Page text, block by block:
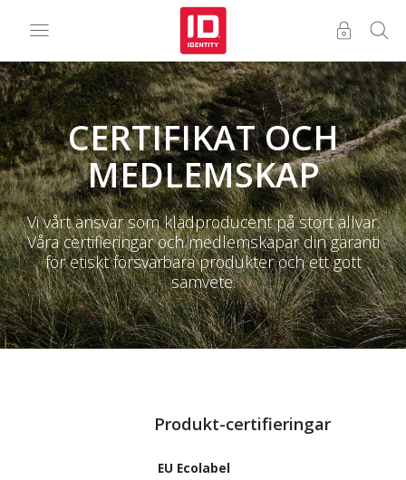
CERTIFIKAT OCH
MEDLEMSKAP
Vi vårt ansvar som klädproducent på stort allvar.
Våra certifieringar och medlemskapär din garanti
för etiskt försvarbara produkter och ett gott
samvete.
Produkt-certifieringar
EU Ecolabel